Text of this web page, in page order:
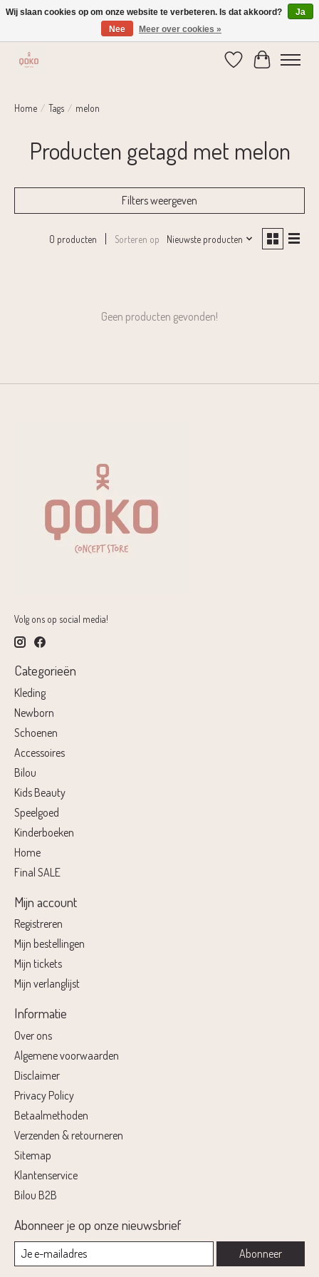
Verzending 1-2 dagen | Gratis verzending vanaf € 75,-
Verlanglijst
Home / Tags / melon
Producten getagd met melon
Filters weergeven
0 producten Sorteren op Nieuwste producten
Geen producten gevonden!
Volg ons op social media!
Categorieën
Kleding
Newborn
Schoenen
Accessoires
Bilou
Kids Beauty
Speelgoed
Kinderboeken
Home
Final SALE
Mijn account
Registreren
Mijn bestellingen
Mijn tickets
Mijn verlanglijst
Informatie
Over ons
Algemene voorwaarden
Disclaimer
Privacy Policy
Betaalmethoden
Verzenden & retourneren
Sitemap
Klantenservice
Bilou B2B
Abonneer je op onze nieuwsbrief
Abonneer
Wij slaan cookies op om onze website te verbeteren. Is dat akkoord?
Ja
Nee
Meer over cookies »